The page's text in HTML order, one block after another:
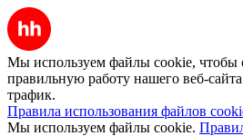
Мы используем файлы cookie, чтобы
правильную работу нашего веб-
трафик.
Правила использования файлов
Мы используем файлы cookie.